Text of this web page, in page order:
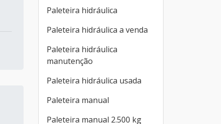
Paleteira hidráulica
Paleteira hidráulica a venda
Paleteira hidráulica
manutenção
Paleteira hidráulica usada
Paleteira manual
Paleteira manual 2.500 kg